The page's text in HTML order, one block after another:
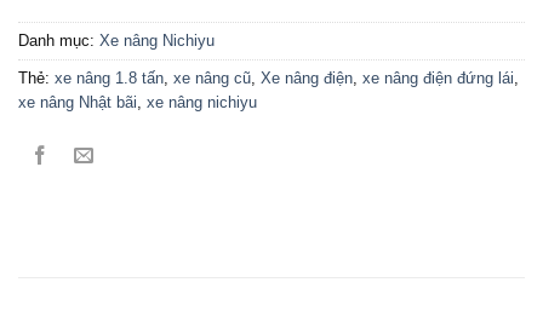
Danh mục: Xe nâng Nichiyu
Thẻ: xe nâng 1.8 tấn xe nâng cũ Xe nâng điện xe nâng điện đứng lái
xe nâng Nhật bãi xe nâng nichiyu